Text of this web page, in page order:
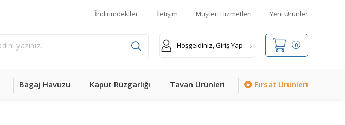
İndirimdekiler İletişim Müşteri Hizmetleri Yeni Ürünler
0
Hoşgeldiniz, Giriş Yap
Bagaj Havuzu Kaput Rüzgarlığı Tavan Ürünleri Fırsat Ürünleri